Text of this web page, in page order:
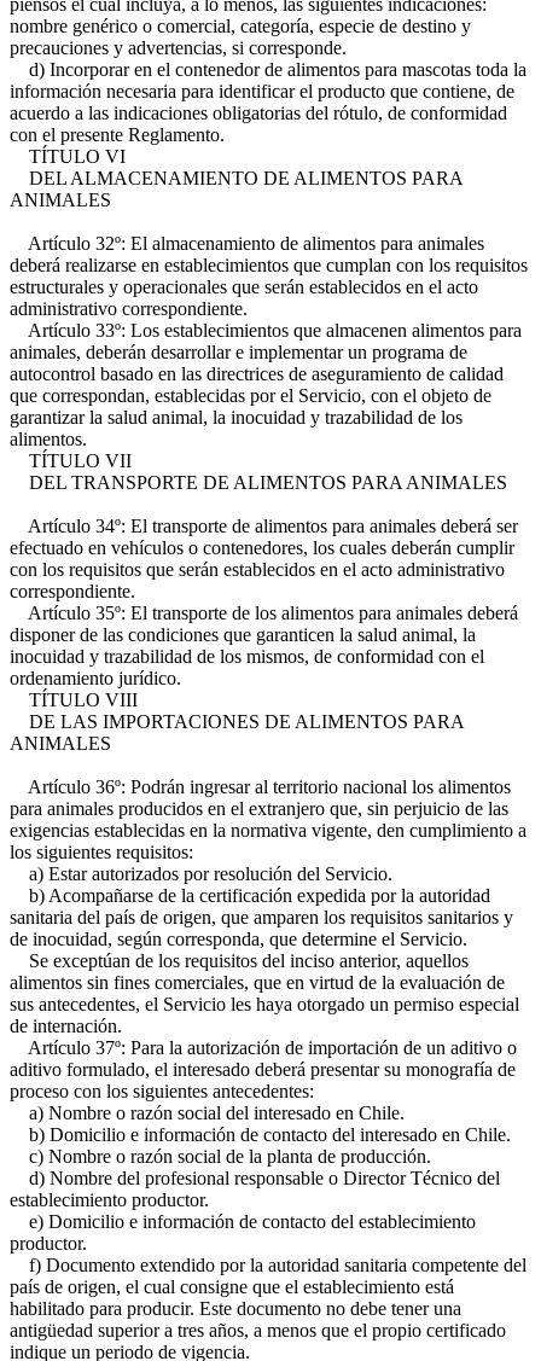
piensos el cual incluya, a lo menos, las siguientes indicaciones:
nombre genérico o comercial, categoría, especie de destino y
precauciones y advertencias, si corresponde.
d) Incorporar en el contenedor de alimentos para mascotas toda la
información necesaria para identificar el producto que contiene, de
acuerdo a las indicaciones obligatorias del rótulo, de conformidad
con el presente Reglamento.
TÍTULO VI
DEL ALMACENAMIENTO DE ALIMENTOS PARA
ANIMALES
Artículo 32º: El almacenamiento de alimentos para animales
deberá realizarse en establecimientos que cumplan con los requisitos
estructurales y operacionales que serán establecidos en el acto
administrativo correspondiente.
Artículo 33º: Los establecimientos que almacenen alimentos para
animales, deberán desarrollar e implementar un programa de
autocontrol basado en las directrices de aseguramiento de calidad
que correspondan, establecidas por el Servicio, con el objeto de
garantizar la salud animal, la inocuidad y trazabilidad de los
alimentos.
TÍTULO VII
DEL TRANSPORTE DE ALIMENTOS PARA ANIMALES
Artículo 34º: El transporte de alimentos para animales deberá ser
efectuado en vehículos o contenedores, los cuales deberán cumplir
con los requisitos que serán establecidos en el acto administrativo
correspondiente.
Artículo 35º: El transporte de los alimentos para animales deberá
disponer de las condiciones que garanticen la salud animal, la
inocuidad y trazabilidad de los mismos, de conformidad con el
ordenamiento jurídico.
TÍTULO VIII
DE LAS IMPORTACIONES DE ALIMENTOS PARA
ANIMALES
Artículo 36º: Podrán ingresar al territorio nacional los alimentos
para animales producidos en el extranjero que, sin perjuicio de las
exigencias establecidas en la normativa vigente, den cumplimiento a
los siguientes requisitos:
a) Estar autorizados por resolución del Servicio.
b) Acompañarse de la certificación expedida por la autoridad
sanitaria del país de origen, que amparen los requisitos sanitarios y
de inocuidad, según corresponda, que determine el Servicio.
Se exceptúan de los requisitos del inciso anterior, aquellos
alimentos sin fines comerciales, que en virtud de la evaluación de
sus antecedentes, el Servicio les haya otorgado un permiso especial
de internación.
Artículo 37º: Para la autorización de importación de un aditivo o
aditivo formulado, el interesado deberá presentar su monografía de
proceso con los siguientes antecedentes:
a) Nombre o razón social del interesado en Chile.
b) Domicilio e información de contacto del interesado en Chile.
c) Nombre o razón social de la planta de producción.
d) Nombre del profesional responsable o Director Técnico del
establecimiento productor.
e) Domicilio e información de contacto del establecimiento
productor.
f) Documento extendido por la autoridad sanitaria competente del
país de origen, el cual consigne que el establecimiento está
habilitado para producir. Este documento no debe tener una
antigüedad superior a tres años, a menos que el propio certificado
indique un periodo de vigencia.